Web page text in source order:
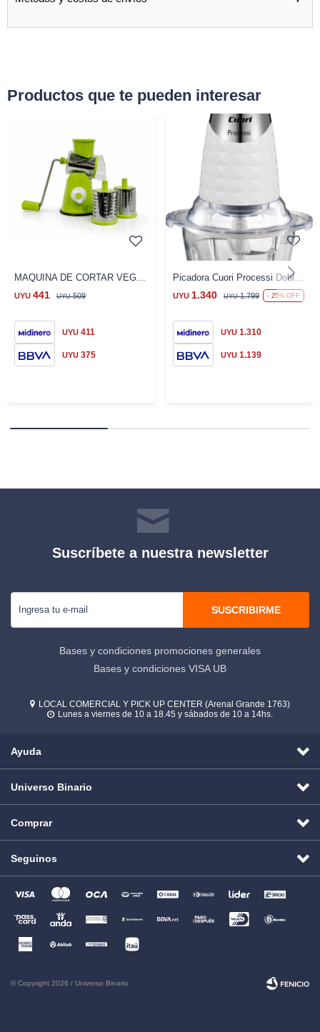
Productos que te pueden interesar
MAQUINA DE CORTAR VEGETALES UR325
UYU 441 UYU 509
UYU 411
UYU 375
Picadora Cuori Processi Doble Cuchilla 450W
UYU 1.340 UYU 1.799 25
UYU 1.310
UYU 1.139
Suscríbete a nuestra newsletter
SUSCRIBIRME
Bases y condiciones promociones generales
Bases y condiciones VISA UB
 LOCAL COMERCIAL Y PICK UP CENTER (Arenal Grande 1763)
 Lunes a viernes de 10 a 18.45 y sábados de 10 a 14hs.
Ayuda
Universo Binario
Comprar
Seguinos
© Copyright 2026 / Universo Binario